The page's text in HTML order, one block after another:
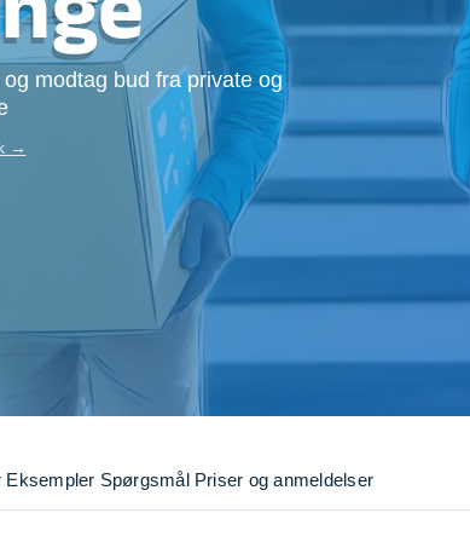
af skillevæg
Rengøring
Træfældning
løft
TV installation og opsætning
Vinduespudsning
modtag bud fra private og
→
Eksempler Spørgsmål Priser og anmeldelser